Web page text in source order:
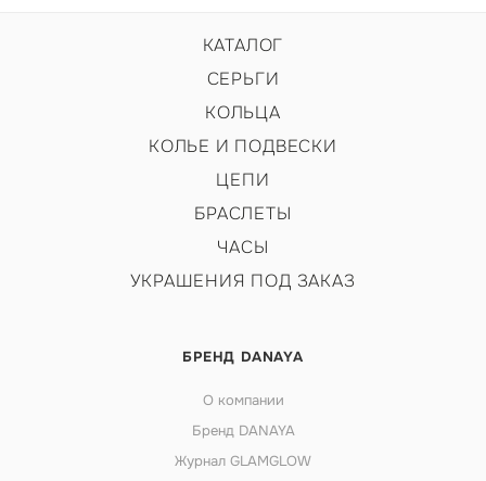
КАТАЛОГ
СЕРЬГИ
КОЛЬЦА
КОЛЬЕ И ПОДВЕСКИ
ЦЕПИ
БРАСЛЕТЫ
ЧАСЫ
УКРАШЕНИЯ ПОД ЗАКАЗ
БРЕНД DANAYA
О компании
Бренд DANAYA
Журнал GLAMGLOW